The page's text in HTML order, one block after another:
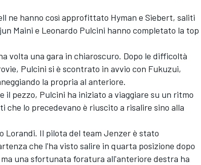
ne hanno così approfittato Hyman e Siebert, saliti
Maini e Leonardo Pulcini hanno completato la top
volta una gara in chiaroscuro. Dopo le difficoltà
Pulcini si è scontrato in avvio con Fukuzui,
la propria al anteriore.
pezzo, Pulcini ha iniziato a viaggiare su un ritmo
che lo precedevano è riuscito a risalire sino alla
Lorandi. Il pilota del team Jenzer è stato
che l'ha visto salire in quarta posizione dopo
una sfortunata foratura all'anteriore destra ha